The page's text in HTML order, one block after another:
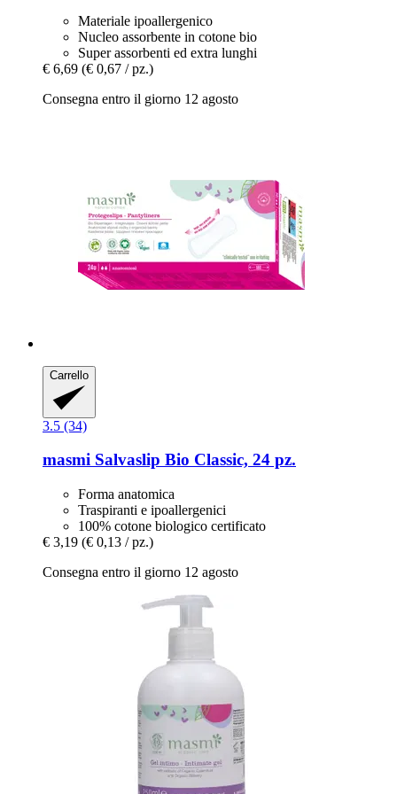
Materiale ipoallergenico
Nucleo assorbente in cotone bio
Super assorbenti ed extra lunghi
€ 6,69 (€ 0,67 / pz.)
Consegna entro il giorno 12 agosto
Carrello
3.5 (34)
masmi Salvaslip Bio Classic, 24 pz.
Forma anatomica
Traspiranti e ipoallergenici
100% cotone biologico certificato
€ 3,19 (€ 0,13 / pz.)
Consegna entro il giorno 12 agosto